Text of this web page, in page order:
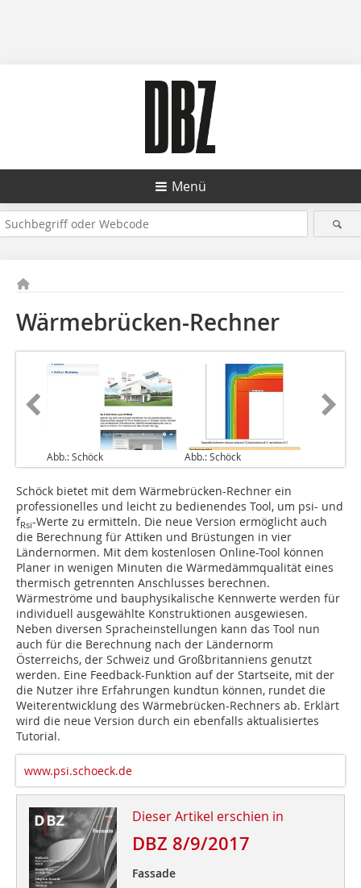
Menü
Wärmebrücken-Rechner
Abb.: Schöck Abb.: Schöck
Schöck bietet mit dem Wärmebrücken-Rechner ein
professionelles und leicht zu bedienendes Tool, um psi- und
fRsi-Werte zu ermitteln. Die neue Version ermöglicht auch
die Berechnung für Attiken und Brüstungen in vier
Ländernormen. Mit dem kostenlosen Online-Tool können
Planer in wenigen Minuten die Wärmedämmqualität eines
thermisch getrennten Anschlusses berechnen.
Wärmeströme und bauphysikalische Kennwerte werden für
individuell ausgewählte Konstruktionen ausgewiesen.
Neben diversen Spracheinstellungen kann das Tool nun
auch für die Berechnung nach der Ländernorm
Österreichs, der Schweiz und Großbritanniens genutzt
werden. Eine Feedback-Funktion auf der Startseite, mit der
die Nutzer ihre Erfahrungen kundtun können, rundet die
Weiterentwicklung des Wärmebrücken-Rechners ab. Erklärt
wird die neue Version durch ein ebenfalls aktualisiertes
Tutorial.
www.psi.schoeck.de
Dieser Artikel erschien in
DBZ 8/9/2017
Fassade